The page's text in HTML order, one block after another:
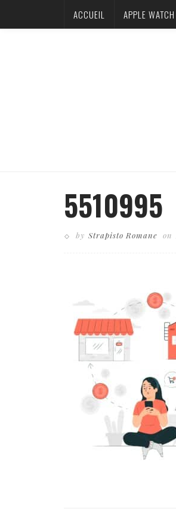
ACCUEIL APPLE WATCH
5510995
by Strapisto Romane on